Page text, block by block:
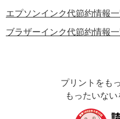
エプソンインク代節約情報
ブラザーインク代節約情報
プリントをも
もったいない